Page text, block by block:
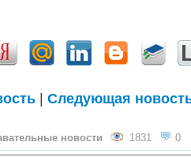
| Следующая
новости 1831 0